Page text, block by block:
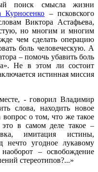
поиск смысла жизни
Курносенко – псковского
Виктора Астафьева,
но многим и многим
чем сделать операцию
боль человеческую. А
– помочь убавить боль
Не в этом ли состоит
истинная миссия
- говорил Владимир
слова, находить новое
о том, что же такое
в самом деле такое –
имитация истины,
нечто угодное лукавому
– освобождение
стереотипов?...»